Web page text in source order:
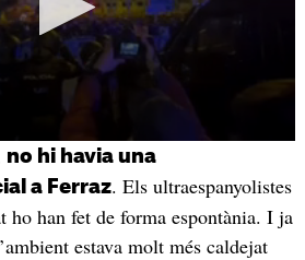
no hi havia una
a Ferraz. Els ultraespanyolistes
ho han fet de forma espontània. I ja
estava molt més caldejat